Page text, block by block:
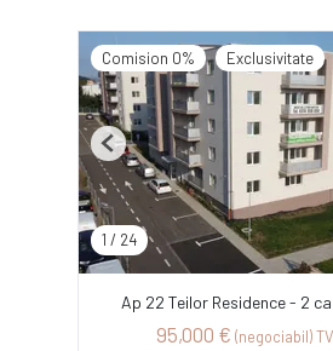
Comision 0% Exclusivitate
1 / 24
Previous
Ap 22 Teilor Residence - 2
95,000 € (negociabil)